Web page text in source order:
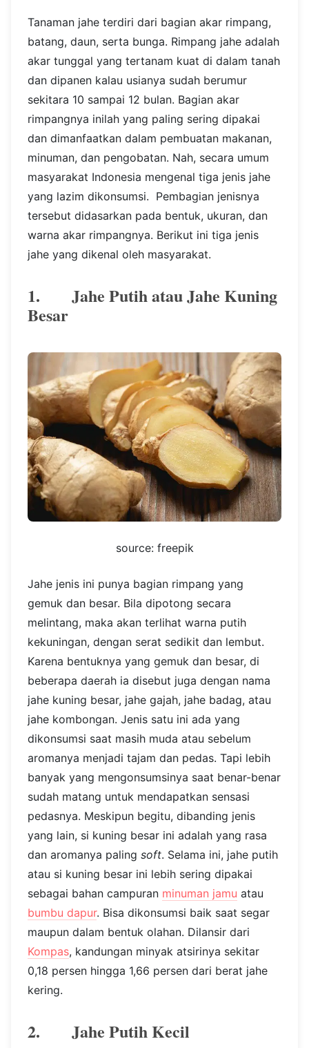
Tanaman jahe terdiri dari bagian akar rimpang,
batang, daun, serta bunga. Rimpang jahe adalah
akar tunggal yang tertanam kuat di dalam tanah
dan dipanen kalau usianya sudah berumur
sekitara 10 sampai 12 bulan. Bagian akar
rimpangnya inilah yang paling sering dipakai
dan dimanfaatkan dalam pembuatan makanan,
minuman, dan pengobatan. Nah, secara umum
masyarakat Indonesia mengenal tiga jenis jahe
yang lazim dikonsumsi. Pembagian jenisnya
tersebut didasarkan pada bentuk, ukuran, dan
warna akar rimpangnya. Berikut ini tiga jenis
jahe yang dikenal oleh masyarakat.
1. Jahe Putih atau Jahe Kuning
Besar
source: freepik
Jahe jenis ini punya bagian rimpang yang
gemuk dan besar. Bila dipotong secara
melintang, maka akan terlihat warna putih
kekuningan, dengan serat sedikit dan lembut.
Karena bentuknya yang gemuk dan besar, di
beberapa daerah ia disebut juga dengan nama
jahe kuning besar, jahe gajah, jahe badag, atau
jahe kombongan. Jenis satu ini ada yang
dikonsumsi saat masih muda atau sebelum
aromanya menjadi tajam dan pedas. Tapi lebih
banyak yang mengonsumsinya saat benar-benar
sudah matang untuk mendapatkan sensasi
pedasnya. Meskipun begitu, dibanding jenis
yang lain, si kuning besar ini adalah yang rasa
dan aromanya paling soft. Selama ini, jahe putih
atau si kuning besar ini lebih sering dipakai
sebagai bahan campuran minuman jamu atau
bumbu dapur. Bisa dikonsumsi baik saat segar
maupun dalam bentuk olahan. Dilansir dari
Kompas, kandungan minyak atsirinya sekitar
0,18 persen hingga 1,66 persen dari berat jahe
kering.
2. Jahe Putih Kecil